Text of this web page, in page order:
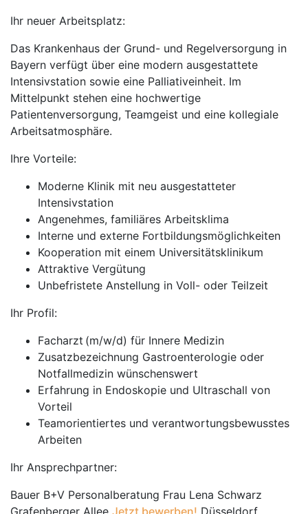
Ihr neuer Arbeitsplatz:
Das Krankenhaus der Grund- und Regelversorgung in
Bayern verfügt über eine modern ausgestattete
Intensivstation sowie eine Palliativeinheit. Im
Mittelpunkt stehen eine hochwertige
Patientenversorgung, Teamgeist und eine kollegiale
Arbeitsatmosphäre.
Ihre Vorteile:
Moderne Klinik mit neu ausgestatteter
Intensivstation
Angenehmes, familiäres Arbeitsklima
Interne und externe Fortbildungsmöglichkeiten
Kooperation mit einem Universitätsklinikum
Attraktive Vergütung
Unbefristete Anstellung in Voll- oder Teilzeit
Ihr Profil:
Facharzt (m/w/d) für Innere Medizin
Zusatzbezeichnung Gastroenterologie oder
Notfallmedizin wünschenswert
Erfahrung in Endoskopie und Ultraschall von
Vorteil
Teamorientiertes und verantwortungsbewusstes
Arbeiten
Ihr Ansprechpartner:
Bauer B+V Personalberatung Frau Lena Schwarz
Grafenberger Allee Jetzt bewerben! Düsseldorf